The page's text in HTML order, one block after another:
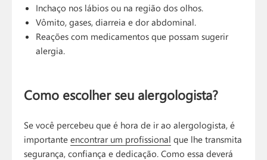
Inchaço nos lábios ou na região dos olhos.
Vômito, gases, diarreia e dor abdominal.
Reações com medicamentos que possam sugerir
alergia.
Como escolher seu alergologista?
Se você percebeu que é hora de ir ao alergologista, é
importanteencontrar um profissional que lhe transmita
segurança, confiança e dedicação. Como essa deverá